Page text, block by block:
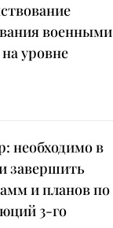
военными
уровне
необходимо в
завершить
и планов по
3-го